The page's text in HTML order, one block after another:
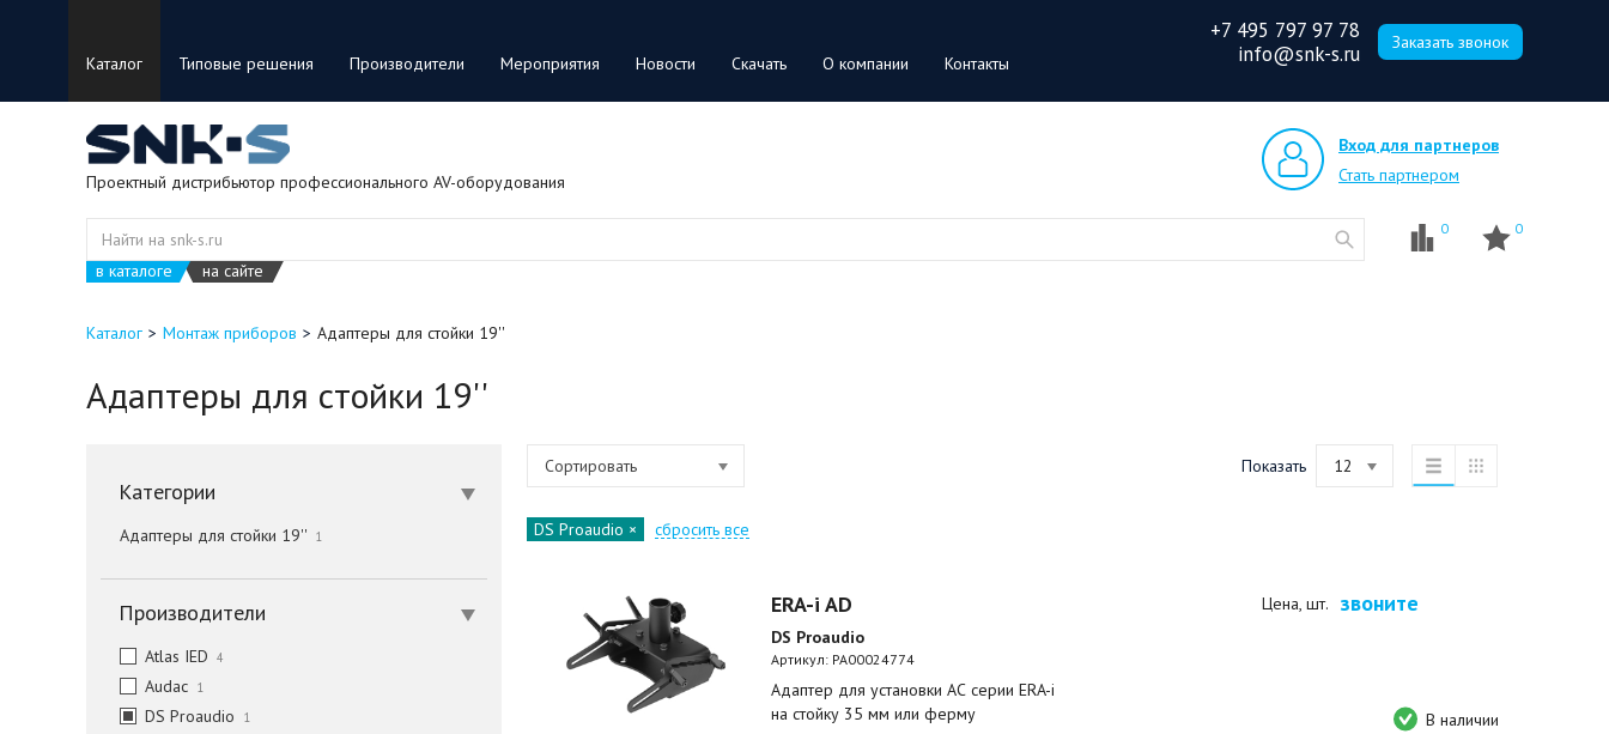
Каталог Типовые решения Производители Мероприятия Новости Скачать О компании Контакты
+7 495 797 97 78
info@snk-s.ru
Заказать звонок
Проектный дистрибьютор профессионального AV-оборудования
Вход для партнеров
Стать партнером
в каталоге на сайте
0 0
Каталог Монтаж приборов Адаптеры для стойки 19''
Адаптеры для стойки 19''
Категории
Адаптеры для стойки 19'' 1
Производители
Atlas IED 4
Audac 1
DS Proaudio 1
Сортировать Показать 12
DS Proaudio сбросить все
ERA-i AD
DS Proaudio
Артикул: PA00024774
Адаптер для установки АС серии ERA-i
на стойку 35 мм или ферму
Цена, шт. звоните
В наличии